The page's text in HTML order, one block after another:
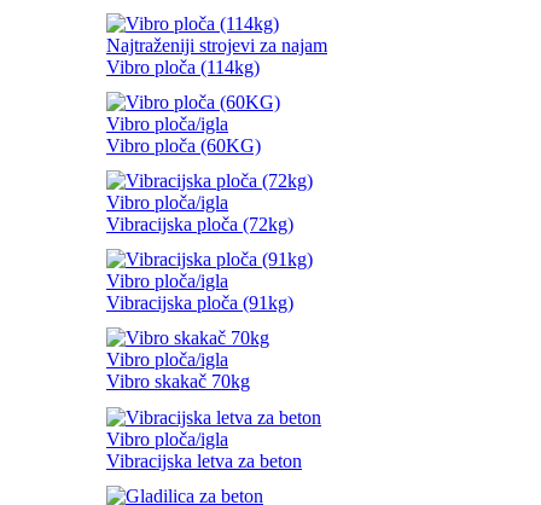
Najtraženiji strojevi za najam
Vibro ploča (114kg)
Vibro ploča/igla
Vibro ploča (60KG)
Vibro ploča/igla
Vibracijska ploča (72kg)
Vibro ploča/igla
Vibracijska ploča (91kg)
Vibro ploča/igla
Vibro skakač 70kg
Vibro ploča/igla
Vibracijska letva za beton